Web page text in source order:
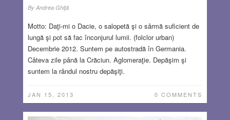
By Andrea Ghiţă
Motto: Daţi-mi o Dacie, o salopetă şi o sârmă suficient de
lungă şi pot să fac înconjurul lumii. (folclor urban)
Decembrie 2012. Suntem pe autostradă în Germania.
Câteva zile până la Crăciun. Aglomeraţie. Depăşim şi
suntem la rândul nostru depăşiţi.
JAN 15, 2013 0 COMMENTS